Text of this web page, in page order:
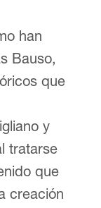
han
Bauso,
que
y
tratarse
que
creación